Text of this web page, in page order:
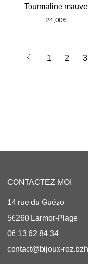
Tourmaline mauve
24,00€
1 2 3
CONTACTEZ-MOI
14 rue du Guézo
56260 Larmor-Plage
06 13 62 84 34
contact@bijoux-roz.bzh